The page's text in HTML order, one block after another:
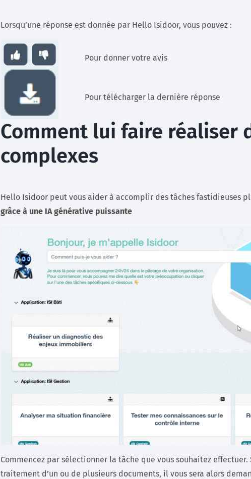
Lorsqu’une réponse est donnée par Hello Isidoor, vous pouvez :
Pour donner votre avis
Pour télécharger la dernière réponse
Comment lui faire réaliser
complexes
Hello Isidoor peut vous aider à accomplir des tâches fastidieuses
grâce à une IA générative puissante
Commencez par sélectionner la tâche que vous souhaitez
traitement d’un ou de plusieurs documents, il vous sera alors